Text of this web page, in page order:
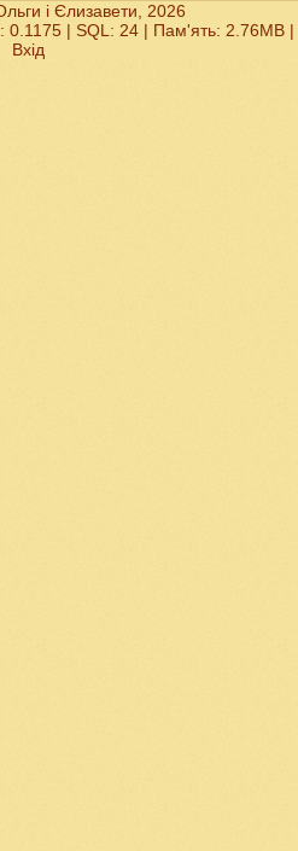
і Єлизавети, 2026
0.1175 | SQL: 24 | Пам'ять: 2.76MB |
Вхід